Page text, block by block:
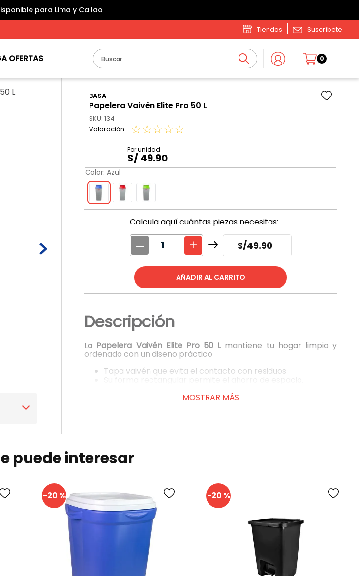
para Lima y Callao
Tiendas Suscríbete
OFERTAS
Buscar
0
L BASA
Papelera Vaivén Elite Pro 50 L
SKU:134
☆☆☆☆☆
S/49.90
Color: Azul
Calcula aquí cuántas piezas necesitas:
S/49.90
Descripción
La Papelera Vaivén Elite Pro 50 Lmantiene tu hogar limpio y
ordenado con un diseño práctico
Tapa vaivén que evita el contacto con residuos
MOSTRAR MÁS
puede interesar
-20 % -20 %